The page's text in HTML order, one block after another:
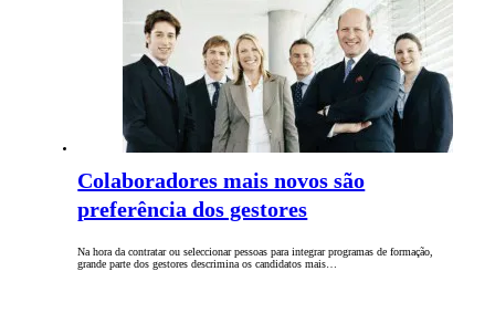
Colaboradores mais novos são
preferência dos gestores
Na hora da contratar ou seleccionar pessoas para integrar programas de formação,
grande parte dos gestores descrimina os candidatos mais…